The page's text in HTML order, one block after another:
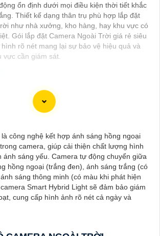
ổn định dưới mọi điều kiện thời tiết khắc
Thiết kế dạng thân trụ phù hợp lắp đặt
như nhà xưởng, kho hàng, hay khu vực có
Gói lắp đặt Camera Ngoài Trời giá rẻ siêu
rõ nét mang lại sự bảo vệ hiệu quả và
vực cần giám sát.
là một số thông tin về Camera Thiết Kế
các tính năng thông minh như phát hiện
ngoại thông minh.
A: Camera IP 4MP, công nghệ
màu ban đêm, chống ngược sáng tốt,
bụi IP67
Vantech VP-131N: Camera Analog 1.3MP,
trong điều kiện thiếu sáng, chất lượng
và lắp đặt.
phù hợp với nhu cầu sử dụng của
công nghệ kết hợp ánh sáng hồng ngoại
camera, giúp cải thiện chất lượng hình
ánh sáng yếu. Camera tự động chuyển giữa
hồng ngoại (trắng đen), ánh sáng trắng (có
sáng thông minh (có màu khi phát hiện
Smart Hybrid Light sẽ đảm bảo giám
cung cấp hình ảnh rõ nét cả ngày và